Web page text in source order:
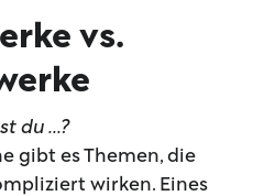
vs.
du ...?
gibt es Themen, die
wirken. Eines